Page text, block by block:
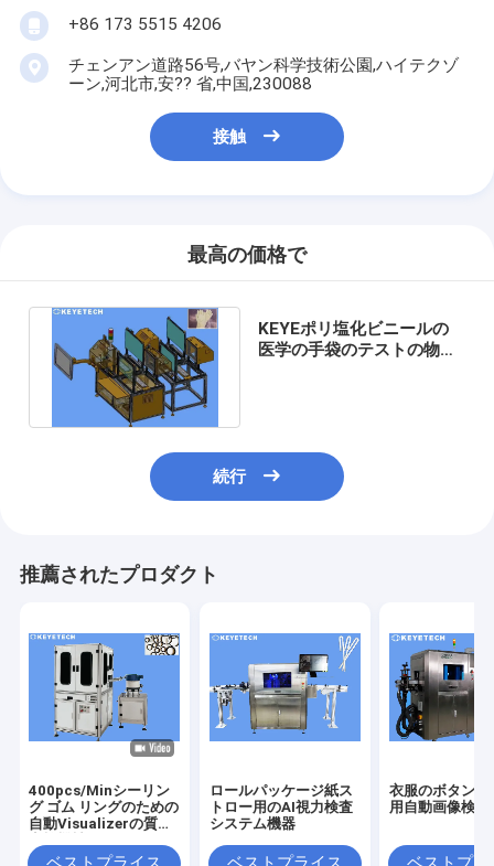
+86 173 5515 4206
チェンアン道路56号,バヤン科学技術公園,ハイテクゾ
ーン,河北市,安?? 省,中国,230088
接触
最高の価格で
KEYEポリ塩化ビニールの
医学の手袋のテストの物質
続行
推薦されたプロダクト
400pcs/Minシーリン
グ ゴム リングのための
自動Visualizerの質の
ロールパッケージ紙ス
トロー用のAI視力検査
システム機器
衣服のボタンチ
用自動画像検査